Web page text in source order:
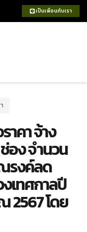
เป็นเพื่อนกับเรา
าคา จ้าง
อง จำนวน
รงค์ลด
เทศกาลปี
2567 โดย